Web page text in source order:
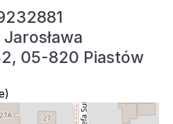
Jarosława
05-820 Piastów